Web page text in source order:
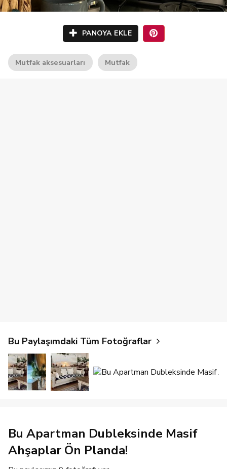
PANOYA EKLE
Mutfak aksesuarları Mutfak
Bu Paylaşımdaki Tüm Fotoğraflar
Bu Apartman Dubleksinde Masif
Ahşaplar Ön Planda!